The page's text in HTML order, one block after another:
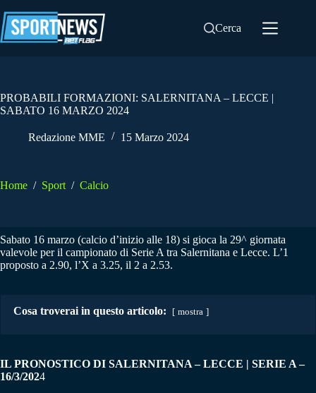
al
contenuto
Cerca
PROBABILI FORMAZIONI: SALERNITANA – LECCE |
SABATO 16 MARZO 2024
Redazione MME 15 Marzo 2024
Home / Sport / Calcio
Sabato 16 marzo (calcio d’inizio alle 18) si gioca la 29^ giornata
valevole per il campionato di Serie A tra Salernitana e Lecce. L’1
proposto a 2.90, l’X a 3.25, il 2 a 2.53.
Cosa troverai in questo articolo: mostra
IL PRONOSTICO DI SALERNITANA – LECCE | SERIE A –
16/3/2024